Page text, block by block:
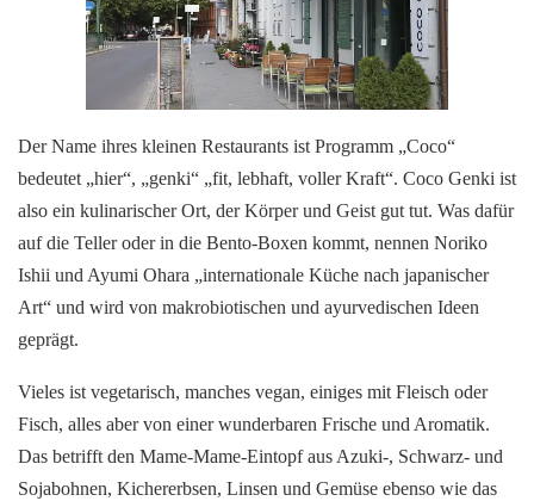
Der Name ihres kleinen Restaurants ist Programm „Coco“
bedeutet „hier“, „genki“ „fit, lebhaft, voller Kraft“. Coco Genki ist
also ein kulinarischer Ort, der Körper und Geist gut tut. Was dafür
auf die Teller oder in die Bento-Boxen kommt, nennen Noriko
Ishii und Ayumi Ohara „internationale Küche nach japanischer
Art“ und wird von makrobiotischen und ayurvedischen Ideen
geprägt.
Vieles ist vegetarisch, manches vegan, einiges mit Fleisch oder
Fisch, alles aber von einer wunderbaren Frische und Aromatik.
Das betrifft den Mame-Mame-Eintopf aus Azuki-, Schwarz- und
Sojabohnen, Kichererbsen, Linsen und Gemüse ebenso wie das